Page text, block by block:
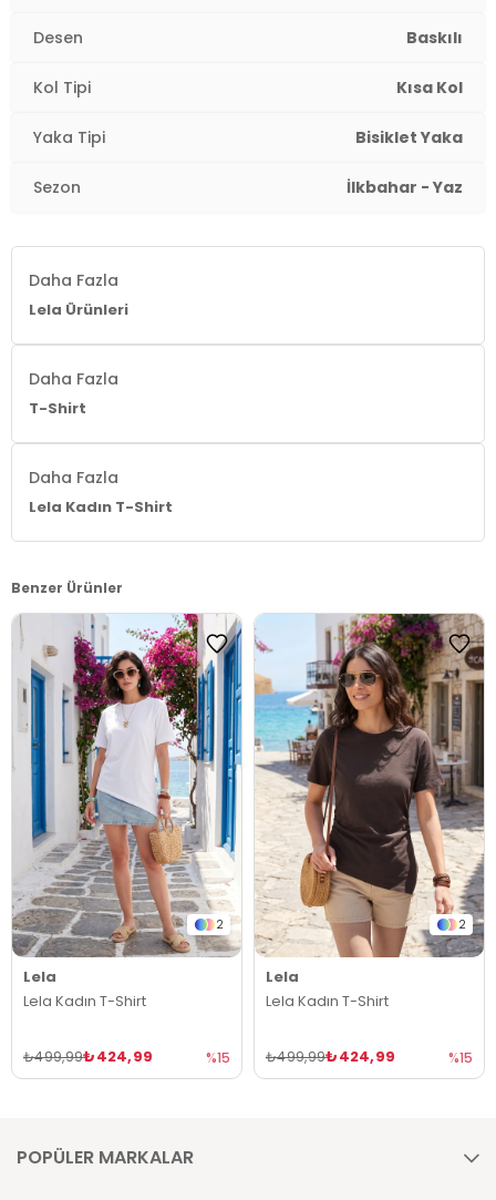
Desen Baskılı
Kol Tipi Kısa Kol
Yaka Tipi Bisiklet Yaka
Sezon İlkbahar - Yaz
Daha Fazla
Lela Ürünleri
Daha Fazla
T-Shirt
Daha Fazla
Lela Kadın T-Shirt
Benzer Ürünler
2
Lela
Lela Kadın T-Shirt
₺424,99
₺499,99 %15
2
Lela
Lela Kadın T-Shirt
₺424,99
₺499,99 %15
POPÜLER MARKALAR